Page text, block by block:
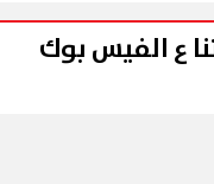
ع الفيس بوك